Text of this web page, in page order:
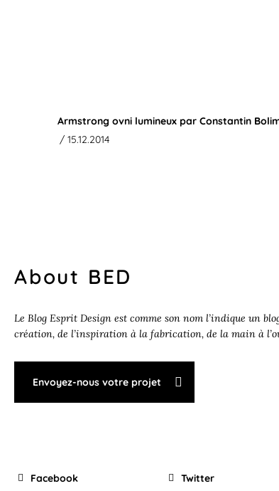
Armstrong ovni lumineux par Constantin
/ 15.12.2014
About BED
Le Blog Esprit Design est comme son nom l’indique un
création, de l’inspiration à la fabrication, de la main à
Envoyez-nous votre projet
Facebook Twitter